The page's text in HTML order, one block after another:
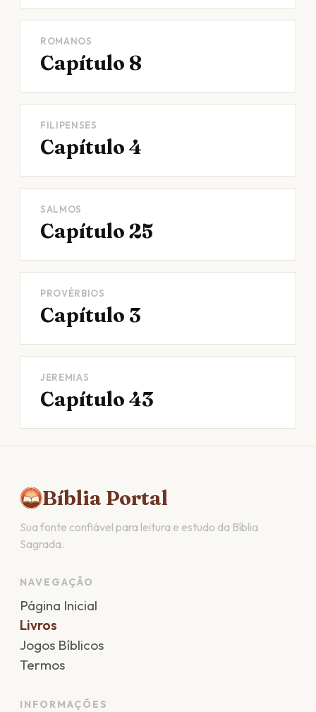
ROMANOS
Capítulo 8
FILIPENSES
Capítulo 4
SALMOS
Capítulo 25
PROVÉRBIOS
Capítulo 3
JEREMIAS
Capítulo 43
Bíblia Portal
Sua fonte confiável para leitura e estudo da Bíblia
Sagrada.
NAVEGAÇÃO
Página Inicial
Livros
Jogos Bíblicos
Termos
INFORMAÇÕES